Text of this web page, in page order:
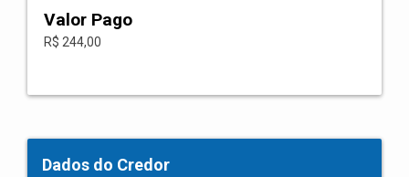
Valor Pago
R$ 244,00
Dados do Credor